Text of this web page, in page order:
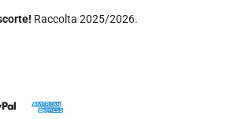
Raccolta 2025/2026.